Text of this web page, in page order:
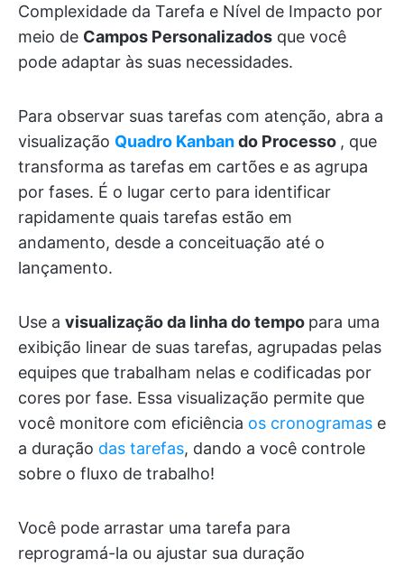
Complexidade da Tarefa e Nível de Impacto por
meio de Campos Personalizados que você
pode adaptar às suas necessidades.
Para observar suas tarefas com atenção, abra a
visualização Quadro Kanbando Processo , que
transforma as tarefas em cartões e as agrupa
por fases. É o lugar certo para identificar
rapidamente quais tarefas estão em
andamento, desde a conceituação até o
lançamento.
Use a visualização da linha do tempo para uma
exibição linear de suas tarefas, agrupadas pelas
equipes que trabalham nelas e codificadas por
cores por fase. Essa visualização permite que
você monitore com eficiência os cronogramas e
a duração das tarefas, dando a você controle
sobre o fluxo de trabalho!
Você pode arrastar uma tarefa para
reprogramá-la ou ajustar sua duração